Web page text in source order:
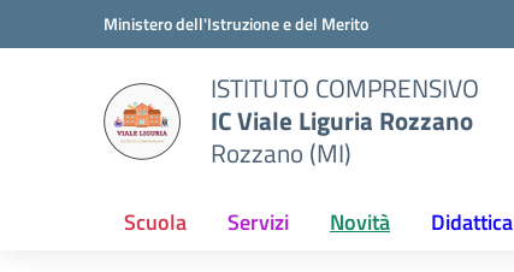
Vai ai contenuti
Vai al menu di navigazioneMinistero dell'Istruzione e del Merito
ISTITUTO COMPRENSIVO
IC Viale Liguria Rozzano
Rozzano (MI)
Scuola Servizi Novità Didattica